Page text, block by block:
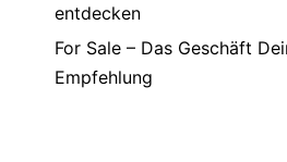
entdecken
For Sale – Das Geschäft
Empfehlung